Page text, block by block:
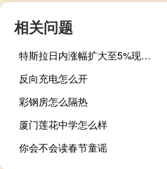
相关问题
特斯拉日内涨幅扩大至5%现报257.416美元/股
反向充电怎么开
彩钢房怎么隔热
厦门莲花中学怎么样
你会不会读春节童谣